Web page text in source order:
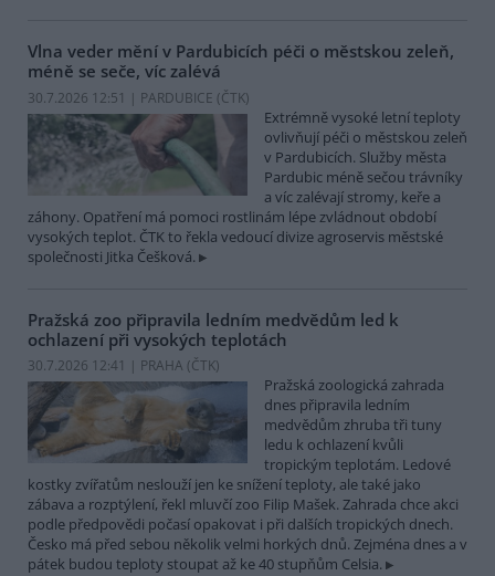
Vlna veder mění v Pardubicích péči o městskou zeleň,
méně se seče, víc zalévá
30.7.2026 12:51 | PARDUBICE (ČTK)
Extrémně vysoké letní teploty
ovlivňují péči o městskou zeleň
v Pardubicích. Služby města
Pardubic méně sečou trávníky
a víc zalévají stromy, keře a
záhony. Opatření má pomoci rostlinám lépe zvládnout období
vysokých teplot. ČTK to řekla vedoucí divize agroservis městské
společnosti Jitka Češková.
Pražská zoo připravila ledním medvědům led k
ochlazení při vysokých teplotách
30.7.2026 12:41 | PRAHA (ČTK)
Pražská zoologická zahrada
dnes připravila ledním
medvědům zhruba tři tuny
ledu k ochlazení kvůli
tropickým teplotám. Ledové
kostky zvířatům neslouží jen ke snížení teploty, ale také jako
zábava a rozptýlení, řekl mluvčí zoo Filip Mašek. Zahrada chce akci
podle předpovědi počasí opakovat i při dalších tropických dnech.
Česko má před sebou několik velmi horkých dnů. Zejména dnes a v
pátek budou teploty stoupat až ke 40 stupňům Celsia.